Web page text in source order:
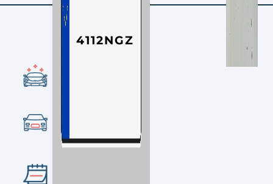
4112NGZ
Naked